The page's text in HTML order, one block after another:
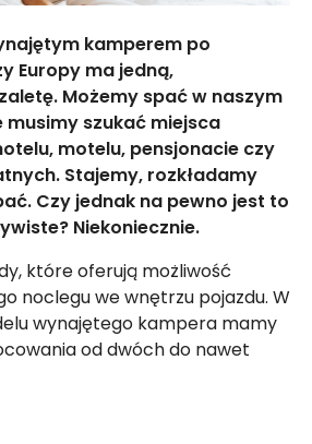
kamperem po
Europy ma jedną,
Możemy spać w naszym
musimy szukać miejsca
motelu, pensjonacie czy
Stajemy, rozkładamy
Czy jednak na pewno jest to
Niekoniecznie.
które oferują możliwość
noclegu we wnętrzu pojazdu. W
wynajętego kampera mamy
od dwóch do nawet